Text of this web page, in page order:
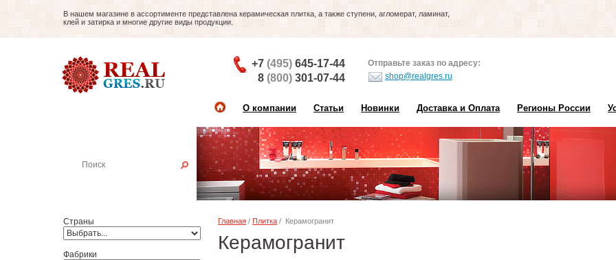
В нашем магазине в ассортименте представлена керамическая плитка, а также ступени, агломерат, ламинат,
клей и затирка и многие другие виды продукции.
+7 (495) 645-17-44
8 (800) 301-07-44
Отправьте заказ по адресу:
shop@realgres.ru
О компании Статьи Новинки Доставка и Оплата Регионы России
Страны
Фабрики
Главная / Плитка / Керамогранит
Керамогранит